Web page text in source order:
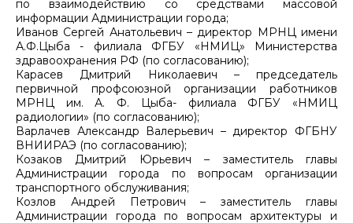
по взаимодействию со средствами массовой
информации Администрации города;
Иванов Сергей Анатольевич – директор МРНЦ имени
А.Ф.Цыба - филиала ФГБУ «НМИЦ» Министерства
здравоохранения РФ (по согласованию);
Карасев Дмитрий Николаевич – председатель
первичной профсоюзной организации работников
МРНЦ им. А. Ф. Цыба- филиала ФГБУ «НМИЦ
радиологии» (по согласованию);
Варлачев Александр Валерьевич – директор ФГБНУ
ВНИИРАЭ (по согласованию);
Козаков Дмитрий Юрьевич – заместитель главы
Администрации города по вопросам организации
транспортного обслуживания;
Козлов Андрей Петрович – заместитель главы
Администрации города по вопросам архитектуры и